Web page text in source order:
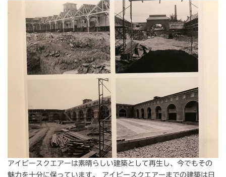
アイビースクエアーは素晴らしい建築として再生し、今でもその
魅力を十分に保っています。 アイビースクエアーまでの建築は日